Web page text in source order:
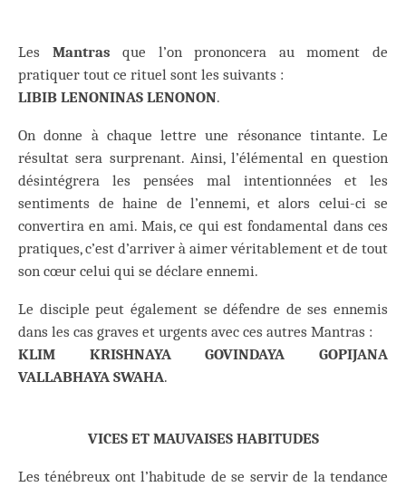
Les Mantras que l’on prononcera au moment de
pratiquer tout ce rituel sont les suivants :
LIBIB LENONINAS LENONON.
On donne à chaque lettre une résonance tintante. Le
résultat sera surprenant. Ainsi, l’élémental en question
désintégrera les pensées mal intentionnées et les
sentiments de haine de l’ennemi, et alors celui-ci se
convertira en ami. Mais, ce qui est fondamental dans ces
pratiques, c’est d’arriver à aimer véritablement et de tout
son cœur celui qui se déclare ennemi.
Le disciple peut également se défendre de ses ennemis
dans les cas graves et urgents avec ces autres Mantras :
KLIM KRISHNAYA GOVINDAYA GOPIJANA
VALLABHAYA SWAHA.
VICES ET MAUVAISES HABITUDES
Les ténébreux ont l’habitude de se servir de la tendance